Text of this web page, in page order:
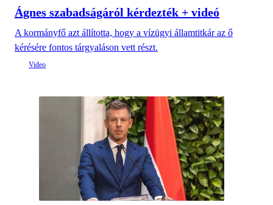
Ágnes szabadságáról kérdezték + videó
A kormányfő azt állította, hogy a vízügyi államtitkár az ő
kérésére fontos tárgyaláson vett részt.